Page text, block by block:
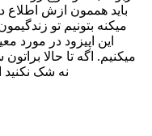
باید هممون ازش
میکنه بتونیم تو
این اپیزود در مورد
میکنیم. اگه تا حالا
نه شک نکنید